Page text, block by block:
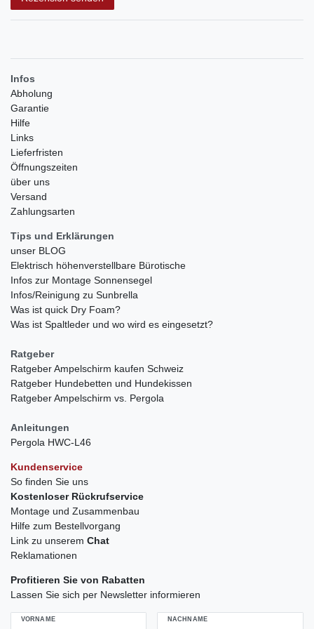
Infos
Abholung
Garantie
Hilfe
Links
Lieferfristen
Öffnungszeiten
über uns
Versand
Zahlungsarten
Tips und Erklärungen
unser BLOG
Elektrisch höhenverstellbare Bürotische
Infos zur Montage Sonnensegel
Infos/Reinigung zu Sunbrella
Was ist quick Dry Foam?
Was ist Spaltleder und wo wird es eingesetzt?
Ratgeber
Ratgeber Ampelschirm kaufen Schweiz
Ratgeber Hundebetten und Hundekissen
Ratgeber Ampelschirm vs. Pergola
Anleitungen
Pergola HWC-L46
Kundenservice
So finden Sie uns
Kostenloser Rückrufservice
Montage und Zusammenbau
Hilfe zum Bestellvorgang
Link zu unserem Chat
Reklamationen
Profitieren Sie von Rabatten
Lassen Sie sich per Newsletter informieren
VORNAME NACHNAME